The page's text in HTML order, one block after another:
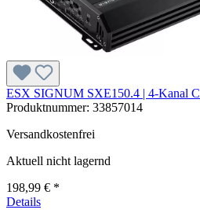
ESX SIGNUM SXE150.4 | 4-Kanal
Produktnummer: 33857014
Versandkostenfrei
Aktuell nicht lagernd
198,99 € *
Details